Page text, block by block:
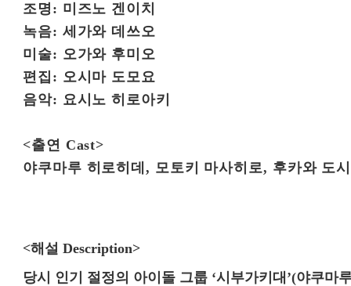
조명: 미즈노 겐이치
녹음: 세가와 데쓰오
미술: 오가와 후미오
편집: 오시마 도모요
음악: 요시노 히로아키
<출연 Cast>
야쿠마루 히로히데, 모토키 마사히로, 후카와 도
<해설 Description>
당시 인기 절정의 아이돌 그룹 ‘시부가키대’(야쿠